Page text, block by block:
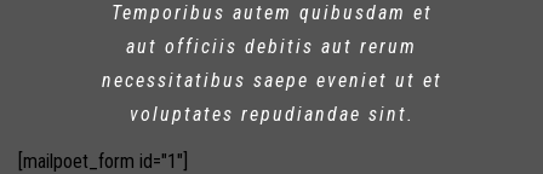
Temporibus autem quibusdam et
aut officiis debitis aut rerum
necessitatibus saepe eveniet ut et
voluptates repudiandae sint.
[mailpoet_form id="1"]